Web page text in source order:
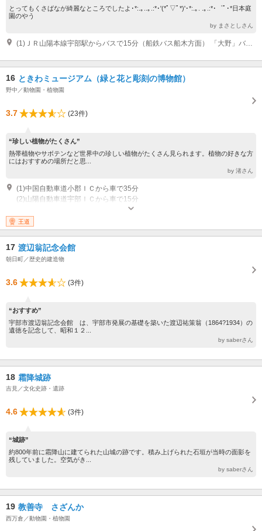
とってもくさばなが綺麗なところでしたよ･*:.｡..｡.:*･'(*ﾟ▽ﾟ*)'･*:.｡. .｡.:*･゜ﾟ･*日本庭
園のやう
by まさとしさん
(1)ＪＲ山陽本線宇部駅からバスで15分（船鉄バス船木方面） 「大野」バス停から徒歩で1分
16 ときわミュージアム（緑と花と彫刻の博物館）
野中／動物園・植物園
3.7 (23件)
“珍しい植物がたくさん”
熱帯植物やサボテンなど世界中の珍しい植物がたくさん見られます。植物の好きな方
にはおすすめの場所だと思...
by 渚さん
(1)中国自動車道小郡ＩＣから車で35分
(2)山陽自動車道宇部ＩＣから車で15分
王道
17 渡辺翁記念会館
朝日町／歴史的建造物
3.6 (3件)
“おすすめ”
宇部市渡辺翁記念会館 は、宇部市発展の基礎を築いた渡辺祐策翁（1864?1934）の
遺徳を記念して、昭和１２...
by saberさん
18 霜降城跡
吉見／文化史跡・遺跡
4.6 (3件)
“城跡”
約800年前に霜降山に建てられた山城の跡です。積み上げられた石垣が当時の面影を
残していました。空気がき...
by saberさん
19 教善寺 さざんか
西万倉／動物園・植物園